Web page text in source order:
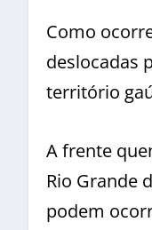
Como
deslocadas
território
A frente
Rio Grande
podem